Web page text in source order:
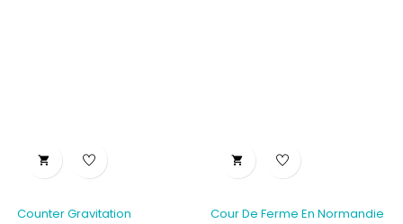

Counter Gravitation

Cour De Ferme En Normandie